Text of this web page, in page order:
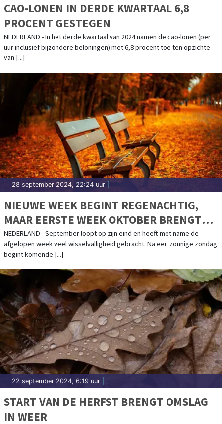
CAO-LONEN IN DERDE KWARTAAL 6,8
PROCENT GESTEGEN
NEDERLAND - In het derde kwartaal van 2024 namen de cao-lonen (per
uur inclusief bijzondere beloningen) met 6,8 procent toe ten opzichte
van [...]
28 september 2024, 22:24 uur
NIEUWE WEEK BEGINT REGENACHTIG,
MAAR EERSTE WEEK OKTOBER BRENGT
STABIELER WEER
NEDERLAND - September loopt op zijn eind en heeft met name de
afgelopen week veel wisselvalligheid gebracht. Na een zonnige zondag
begint komende [...]
22 september 2024, 6:19 uur
START VAN DE HERFST BRENGT OMSLAG
IN WEER